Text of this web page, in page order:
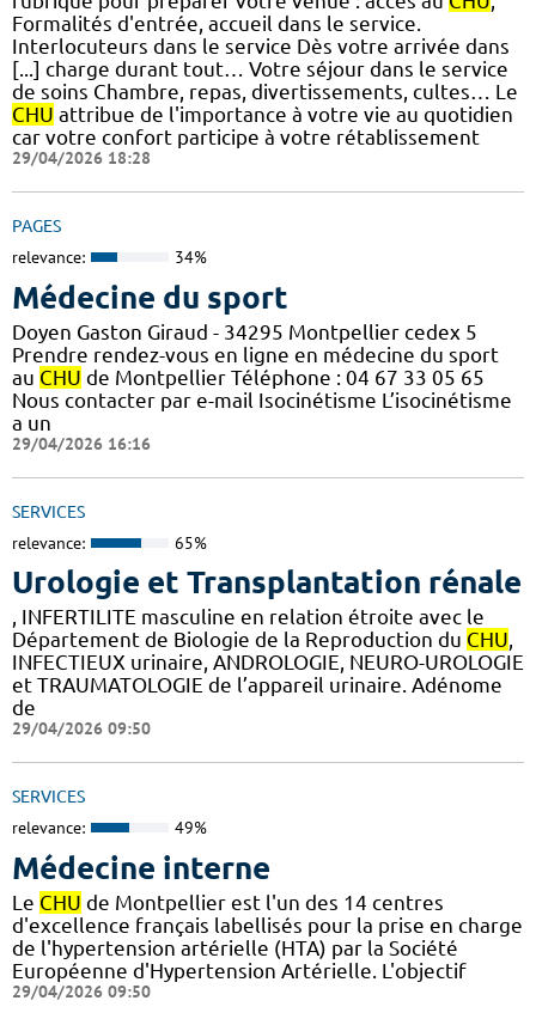
Formalités d'entrée, accueil dans le service.
Interlocuteurs dans le service Dès votre arrivée dans
[...] charge durant tout… Votre séjour dans le service
de soins Chambre, repas, divertissements, cultes… Le
CHU attribue de l'importance à votre vie au quotidien
car votre confort participe à votre rétablissement
29/04/2026 18:28
PAGES
relevance: 34%
Médecine du sport
Doyen Gaston Giraud - 34295 Montpellier cedex 5
Prendre rendez-vous en ligne en médecine du sport
au CHU de Montpellier Téléphone : 04 67 33 05 65
Nous contacter par e-mail Isocinétisme L’isocinétisme
a un
29/04/2026 16:16
SERVICES
relevance: 65%
Urologie et Transplantation rénale
, INFERTILITE masculine en relation étroite avec le
Département de Biologie de la Reproduction du CHU,
INFECTIEUX urinaire, ANDROLOGIE, NEURO-UROLOGIE
et TRAUMATOLOGIE de l’appareil urinaire. Adénome
de
29/04/2026 09:50
SERVICES
relevance: 49%
Médecine interne
Le CHU de Montpellier est l'un des 14 centres
d'excellence français labellisés pour la prise en charge
de l'hypertension artérielle (HTA) par la Société
Européenne d'Hypertension Artérielle. L'objectif
29/04/2026 09:50